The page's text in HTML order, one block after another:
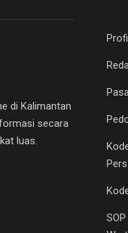
di Kalimantan
secara
luas.
Pers